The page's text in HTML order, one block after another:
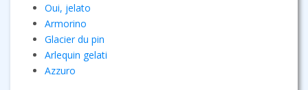
Oui, jelato
Armorino
Glacier du pin
Arlequin gelati
Azzuro